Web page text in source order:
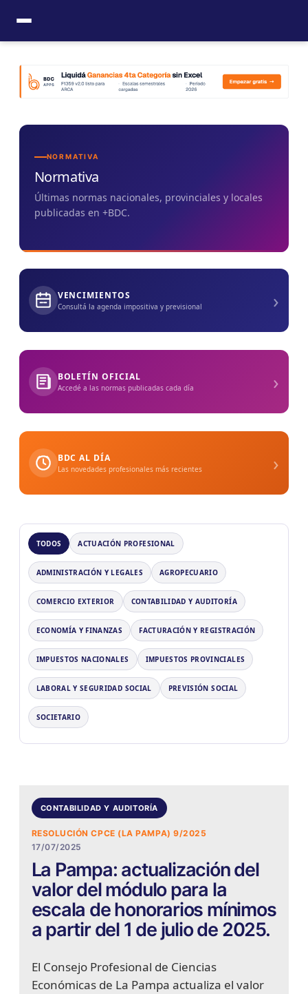
contenido
NORMATIVA
Normativa
Últimas normas nacionales, provinciales y locales
publicadas en +BDC.
VENCIMIENTOS
Consultá la agenda impositiva y previsional ›
BOLETÍN OFICIAL
Accedé a las normas publicadas cada día ›
BDC AL DÍA
Las novedades profesionales más recientes ›
TODOS ACTUACIÓN PROFESIONAL
ADMINISTRACIÓN Y LEGALES AGROPECUARIO
COMERCIO EXTERIOR CONTABILIDAD Y AUDITORÍA
ECONOMÍA Y FINANZAS FACTURACIÓN Y REGISTRACIÓN
IMPUESTOS NACIONALES IMPUESTOS PROVINCIALES
LABORAL Y SEGURIDAD SOCIAL PREVISIÓN SOCIAL
SOCIETARIO
CONTABILIDAD Y AUDITORÍA
RESOLUCIÓN CPCE (LA PAMPA) 9/2025
17/07/2025
La Pampa: actualización del
valor del módulo para la
escala de honorarios mínimos
a partir del 1 de julio de 2025.
El Consejo Profesional de Ciencias
Económicas de La Pampa actualiza el valor